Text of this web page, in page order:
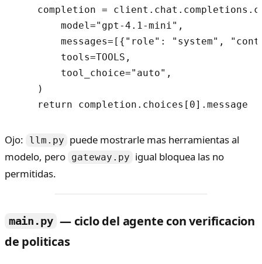
completion =
        model="gpt-4.1-mini",
messages=[{"role": "system",
        tools=TOOLS,
        tool_choice="auto",
    )
Ojo: llm.py puede mostrarle mas herramientas al
modelo, pero gateway.py igual bloquea las no
permitidas.
main.py — ciclo del agente con verificacion
de politicas